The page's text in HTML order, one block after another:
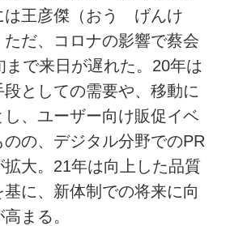
は王彦傑（おう げんけ
だ、コロナの影響で蔡会
で来日が遅れた。20年は
としての需要や、移動に
、ユーザー向け販促イベ
の、デジタル分野でのPR
大。21年は向上した品質
に、新体制での将来に向
まる。